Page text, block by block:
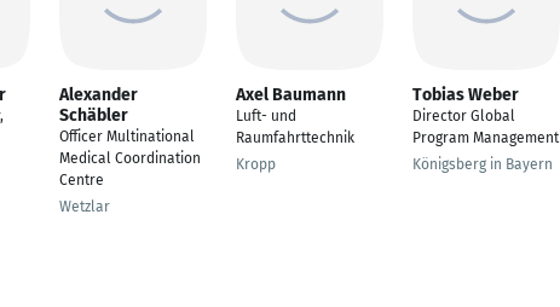
Alexander
Schäbler
Officer Multinational
Medical Coordination
Centre
Wetzlar
Axel Baumann
Luft- und
Raumfahrttechnik
Kropp
Tobias Weber
Director Global
Program Management
Königsberg in Bayern